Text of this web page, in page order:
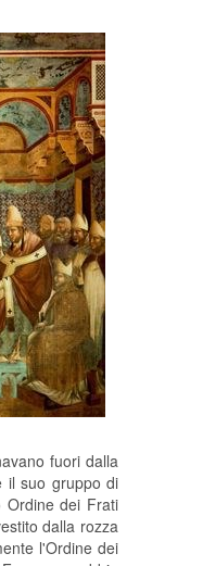
fuori dalla
il suo gruppo di
Ordine dei Frati
dalla rozza
l'Ordine dei